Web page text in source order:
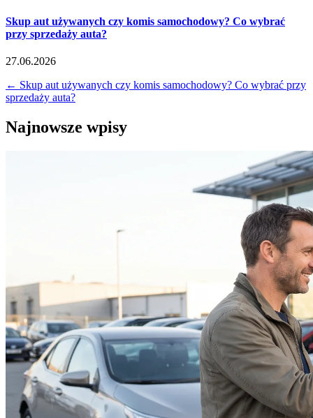
Skup aut używanych czy komis samochodowy? Co wybrać
przy sprzedaży auta?
27.06.2026
← Skup aut używanych czy komis samochodowy? Co wybrać przy
sprzedaży auta?
Najnowsze wpisy